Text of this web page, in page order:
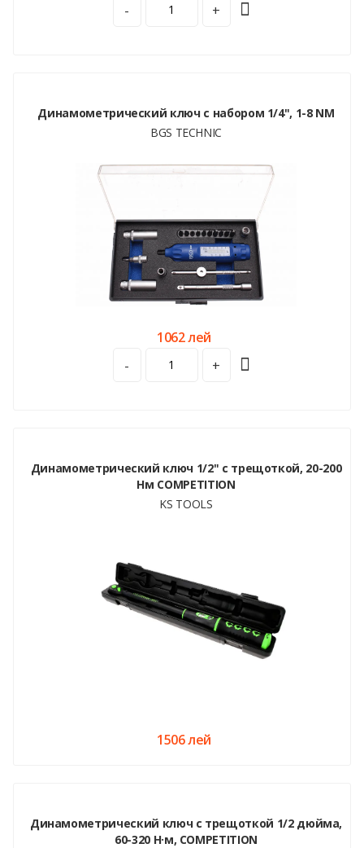
-
+
Динамометрический ключ с набором 1/4", 1-8 NM
BGS TECHNIC
1062 лей
-
+
Динамометрический ключ 1/2" с трещоткой, 20-200
Нм COMPETITION
KS TOOLS
1506 лей
Динамометрический ключ с трещоткой 1/2 дюйма,
60-320 Н·м, COMPETITION